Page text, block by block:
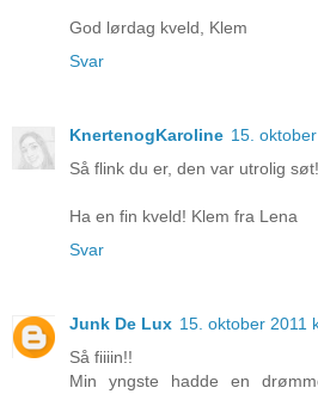
God lørdag kveld, Klem
Svar
KnertenogKaroline 15.
Så flink du er, den var utrolig søt!
Ha en fin kveld! Klem fra Lena
Svar
Junk De Lux 15. oktober 2011
Så fiiiin!!
Min yngste hadde en